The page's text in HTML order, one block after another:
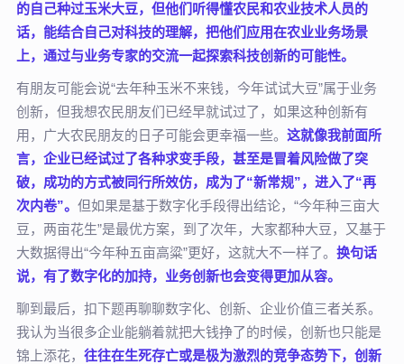
的自己种过玉米大豆，但他们听得懂农民和农业技术人员的
话，能结合自己对科技的理解，把他们应用在农业业务场景
上，通过与业务专家的交流一起探索科技创新的可能性。
有朋友可能会说“去年种玉米不来钱，今年试试大豆”属于业务
创新，但我想农民朋友们已经早就试过了，如果这种创新有
用，广大农民朋友的日子可能会更幸福一些。 这就像我前面所
言，企业已经试过了各种求变手段，甚至是冒着风险做了突
破，成功的方式被同行所效仿，成为了“新常规”，进入了“再
次内卷”。 但如果是基于数字化手段得出结论，“今年种三亩大
豆，两亩花生”是最优方案，到了次年，大家都种大豆，又基于
大数据得出“今年种五亩高粱”更好，这就大不一样了。 换句话
说，有了数字化的加持，业务创新也会变得更加从容。
聊到最后，扣下题再聊聊数字化、创新、企业价值三者关系。
我认为当很多企业能躺着就把大钱挣了的时候，创新也只能是
锦上添花， 往往在生死存亡或是极为激烈的竞争态势下，创新